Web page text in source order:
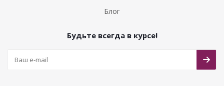
Блог
Будьте всегда в курсе!